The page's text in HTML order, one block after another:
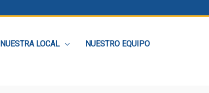
NUESTRA LOCAL
NUESTRO EQUIPO